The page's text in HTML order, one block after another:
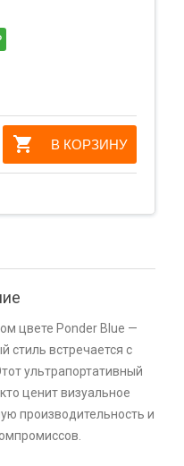
В КОРЗИНУ
цвете Ponder Blue —
стиль встречается с
ультрапортативный
ценит визуальное
производительность и